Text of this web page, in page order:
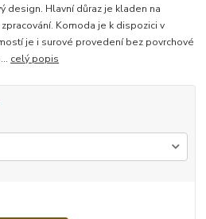
design. Hlavní důraz je kladen na
Komoda je k dispozici v
je i surové provedení bez povrchové
celý popis